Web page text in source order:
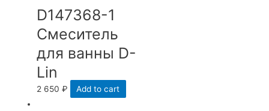
D147368-1
Смеситель
для ванны D-
Lin
2 650₽ Add to cart